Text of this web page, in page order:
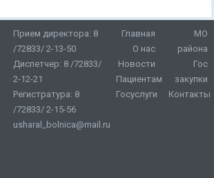
Прием директора: 8
/72833/ 2-13-50
Диспетчер: 8 /72833/
2-12-21
Регистратура: 8
/72833/ 2-15-56
usharal_bolnica@mail.ru
Главная
О нас
Новости
Пациентам
Госуслуги
МО
района
Гос
закупки
Контакты